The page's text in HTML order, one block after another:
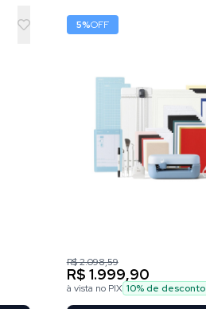
5%OFF
R$ 2.098,59
R$ 1.999,90
à vista no PIX 10% de desconto